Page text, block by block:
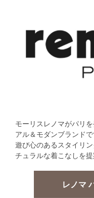
モーリスレノマがパリ
アル＆モダンブランドで
遊び心のあるスタイリ
チュラルな着こなしを提
レノマ